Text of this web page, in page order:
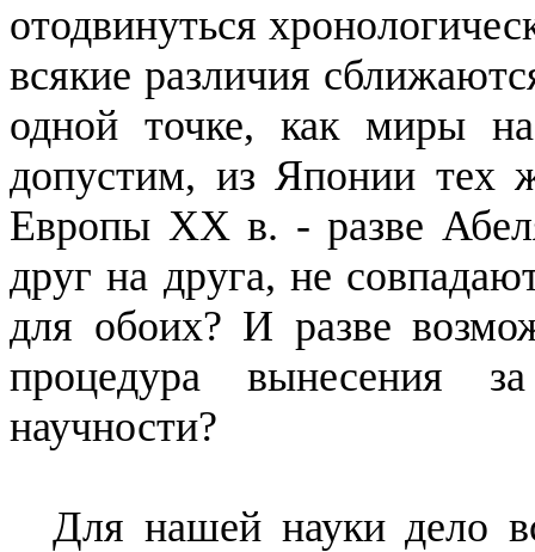
отодвинуться
всякие разли­чия
одной точке, как миры
допустим, из Япо­нии
Европы XX в. - раз­ве
друг на друга, не
для обоих? И разве
процедура вынесения
научности?
Для нашей науки дело